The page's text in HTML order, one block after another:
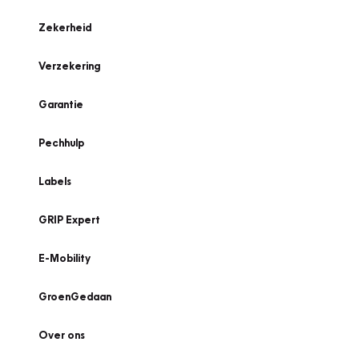
Zekerheid
Verzekering
Garantie
Pechhulp
Labels
GRIP Expert
E-Mobility
GroenGedaan
Over ons